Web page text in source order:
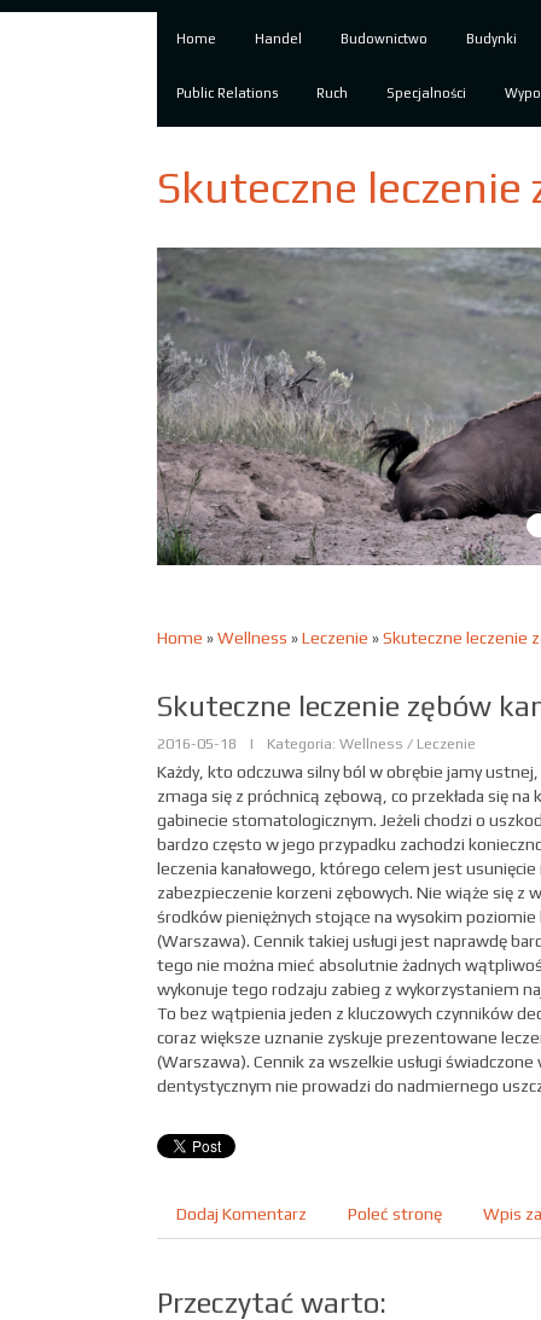
Home Handel Budownictwo Budynki
Public Relations Ruch Specjalności
Skuteczne leczenie
Home »Wellness »Leczenie »Skuteczne leczenie
Skuteczne leczenie zębów
2016-05-18 | Kategoria: Wellness / Leczenie
Każdy, kto odczuwa silny ból w obrębie jamy
zmaga się z próchnicą zębową, co przekłada się
gabinecie stomatologicznym. Jeżeli chodzi o
bardzo często w jego przypadku zachodzi
leczenia kanałowego, którego celem jest
zabezpieczenie korzeni zębowych. Nie wiąże się z
środków pieniężnych stojące na wysokim poziomie
(Warszawa). Cennik takiej usługi jest naprawdę
tego nie można mieć absolutnie żadnych
wykonuje tego rodzaju zabieg z wykorzystaniem
To bez wątpienia jeden z kluczowych czynników
coraz większe uznanie zyskuje prezentowane
(Warszawa). Cennik za wszelkie usługi świadczone
dentystycznym nie prowadzi do nadmiernego
Dodaj Komentarz Poleć stronę Wpis
Przeczytać warto: